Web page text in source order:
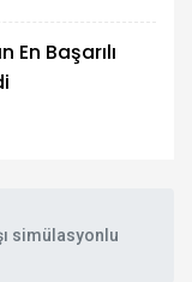
En Başarılı
simülasyonlu